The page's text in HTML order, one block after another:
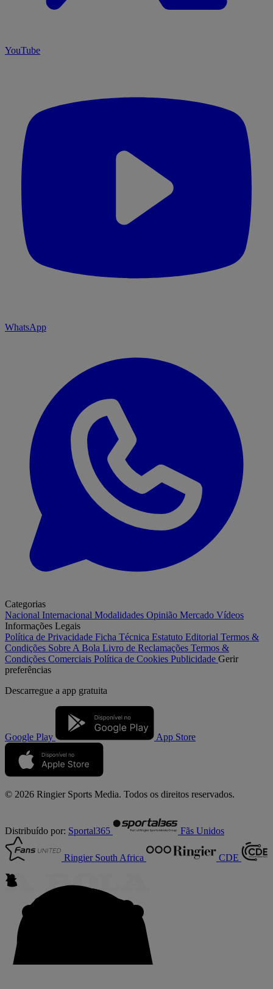
YouTube
WhatsApp
Categorias
Nacional Internacional Modalidades Opinião Mercado Vídeos
Informações Legais
Política de Privacidade Ficha Técnica Estatuto Editorial Termos &
Condições Sobre A Bola Livro de Reclamações Termos &
Condições Comerciais Política de Cookies Publicidade Gerir
preferências
Descarregue a app gratuita
Google Play App Store
© 2026 Ringier Sports Media. Todos os direitos reservados.
Distribuído por: Sportal365 Fãs Unidos
Ringier South Africa CDE